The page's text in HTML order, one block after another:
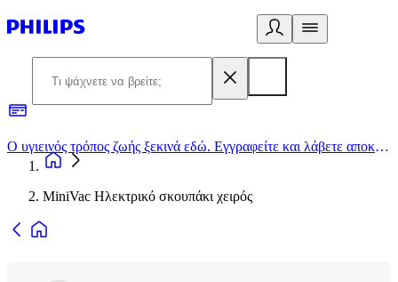
Ο υγιεινός τρόπος ζωής ξεκινά εδώ. Εγγραφείτε και λάβετε αποκλειστικές προσφορές
MiniVac Ηλεκτρικό σκουπάκι χειρός